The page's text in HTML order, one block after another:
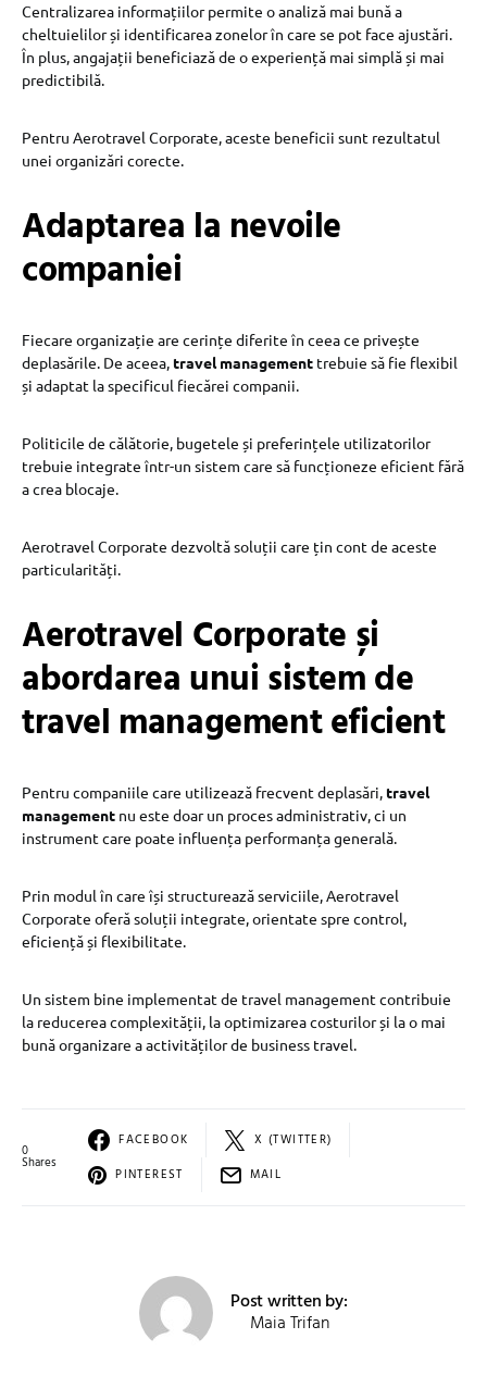
Centralizarea informațiilor permite o analiză mai bună a
cheltuielilor și identificarea zonelor în care se pot face ajustări.
În plus, angajații beneficiază de o experiență mai simplă și mai
predictibilă.
Pentru Aerotravel Corporate, aceste beneficii sunt rezultatul
unei organizări corecte.
Adaptarea la nevoile
companiei
Fiecare organizație are cerințe diferite în ceea ce privește
deplasările. De aceea, travel management trebuie să fie flexibil
și adaptat la specificul fiecărei companii.
Politicile de călătorie, bugetele și preferințele utilizatorilor
trebuie integrate într-un sistem care să funcționeze eficient fără
a crea blocaje.
Aerotravel Corporate dezvoltă soluții care țin cont de aceste
particularități.
Aerotravel Corporate și
abordarea unui sistem de
travel management eficient
Pentru companiile care utilizează frecvent deplasări, travel
management nu este doar un proces administrativ, ci un
instrument care poate influența performanța generală.
Prin modul în care își structurează serviciile, Aerotravel
Corporate oferă soluții integrate, orientate spre control,
eficiență și flexibilitate.
Un sistem bine implementat de travel management contribuie
la reducerea complexității, la optimizarea costurilor și la o mai
bună organizare a activităților de business travel.
0
Shares
FACEBOOK
X (TWITTER)
PINTEREST
MAIL
Post written by:
Maia Trifan